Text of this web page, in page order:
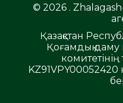
© 2026 . Zhalagash-
Қазақстан
Қоғамдық даму
KZ91VPY00052420